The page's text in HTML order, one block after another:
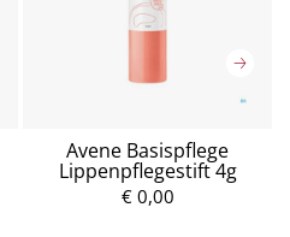
Avene Basispflege
Lippenpflegestift 4g
€ 0,00